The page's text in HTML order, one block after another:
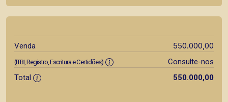
Venda 550.000,00
(ITBI, Registro, Escritura e Certidões)
Consulte-nos
Total
550.000,00